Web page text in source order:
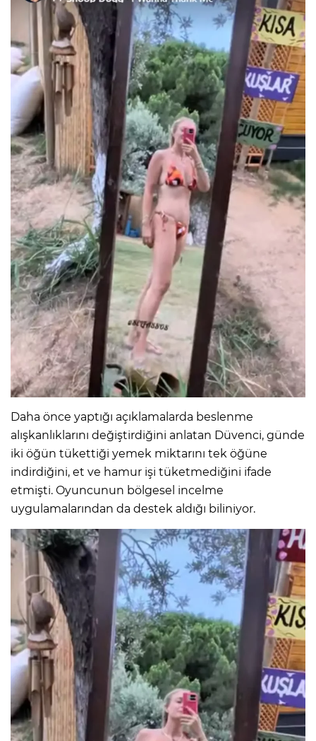
Daha önce yaptığı açıklamalarda beslenme
alışkanlıklarını değiştirdiğini anlatan Düvenci, günde
iki öğün tükettiği yemek miktarını tek öğüne
indirdiğini, et ve hamur işi tüketmediğini ifade
etmişti. Oyuncunun bölgesel incelme
uygulamalarından da destek aldığı biliniyor.